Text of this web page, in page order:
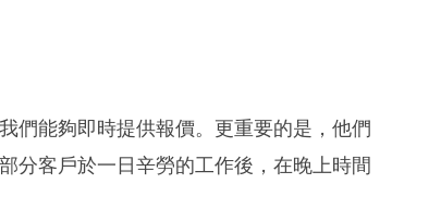
們能夠即時提供報價。更重要的是，他們
分客戶於一日辛勞的工作後，在晚上時間